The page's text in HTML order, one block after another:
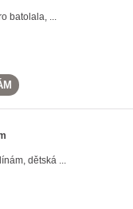
batolala, ...
dětská ...